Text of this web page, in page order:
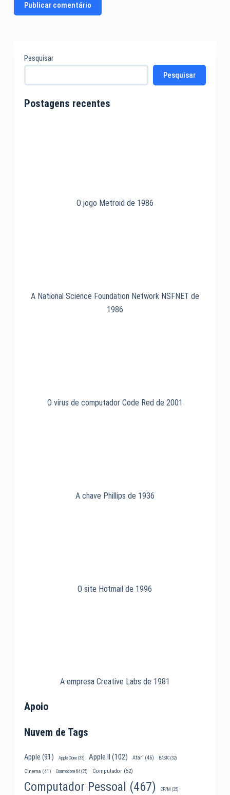
Publicar comentário
Pesquisar
Pesquisar
Postagens recentes
O jogo Metroid de 1986
A National Science Foundation Network NSFNET de
1986
O vírus de computador Code Red de 2001
A chave Phillips de 1936
O site Hotmail de 1996
A empresa Creative Labs de 1981
Apoio
Nuvem de Tags
Apple (91) Apple Clone(33) Apple II (102) Atari (46) BASIC(32)
Cinema (41) Commodore 64(35) Computador(52)
Computador Pessoal (467) CP/M (35)